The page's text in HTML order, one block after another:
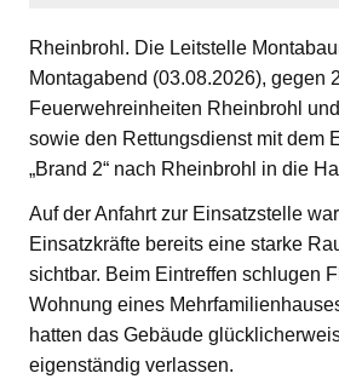
Rheinbrohl. Die Leitstelle
Montagabend (03.08.2026), gegen
Feuerwehreinheiten Rheinbrohl
sowie den Rettungsdienst mit dem
„Brand 2“ nach Rheinbrohl in die
Auf der Anfahrt zur Einsatzstelle
Einsatzkräfte bereits eine starke
sichtbar. Beim Eintreffen schlugen
Wohnung eines
hatten das Gebäude
eigenständig verlassen.